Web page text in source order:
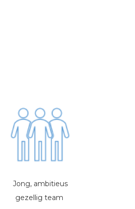
Jong, ambitieus
gezellig team